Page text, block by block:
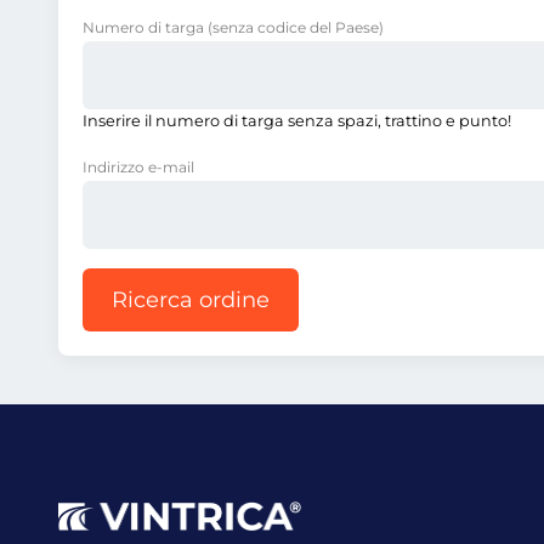
Numero di targa (senza codice del Paese)
Inserire il numero di targa senza spazi, trattino e punto!
Indirizzo e-mail
Ricerca ordine